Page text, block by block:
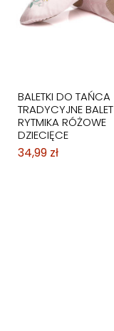
BALETKI DO TAŃCA
TRADYCYJNE BALET
RYTMIKA RÓŻOWE
DZIECIĘCE
34,99 zł